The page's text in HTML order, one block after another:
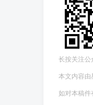
长按关注
本文内容由
如对本稿件